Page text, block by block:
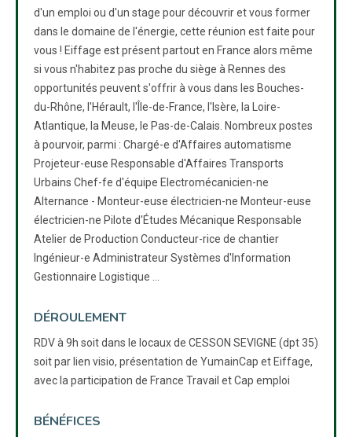
d'un emploi ou d'un stage pour découvrir et vous former
dans le domaine de l'énergie, cette réunion est faite pour
vous ! Eiffage est présent partout en France alors même
si vous n'habitez pas proche du siège à Rennes des
opportunités peuvent s'offrir à vous dans les Bouches-
du-Rhône, l'Hérault, l'Île-de-France, l'Isère, la Loire-
Atlantique, la Meuse, le Pas-de-Calais. Nombreux postes
à pourvoir, parmi : Chargé-e d'Affaires automatisme
Projeteur-euse Responsable d'Affaires Transports
Urbains Chef-fe d'équipe Electromécanicien-ne
Alternance - Monteur-euse électricien-ne Monteur-euse
électricien-ne Pilote d'Études Mécanique Responsable
Atelier de Production Conducteur-rice de chantier
Ingénieur-e Administrateur Systèmes d'Information
Gestionnaire Logistique ...
DÉROULEMENT
RDV à 9h soit dans le locaux de CESSON SEVIGNE (dpt 35)
soit par lien visio, présentation de YumainCap et Eiffage,
avec la participation de France Travail et Cap emploi
BÉNÉFICES